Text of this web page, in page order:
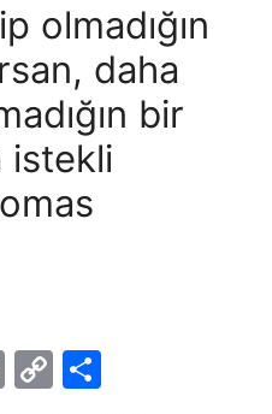
olmadığın
daha
bir
istekli
E
C